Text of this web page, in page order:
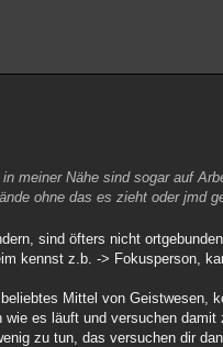
meiner Nähe sind sogar auf
ohne das es zieht oder jmd
sind öfters nicht
kennst z.b. -> Fokusperson,
Mittel von Geistwesen,
wie es läuft und versuchen damit
zu tun, das versuchen dir